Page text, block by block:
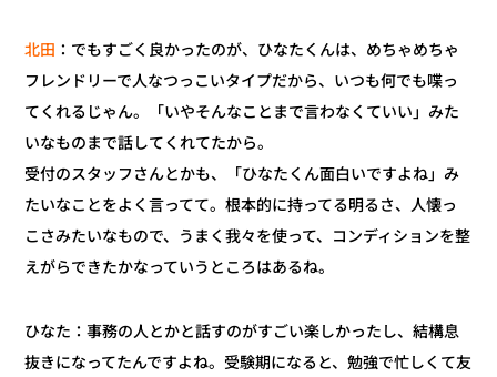
北田 ：でもすごく良かったのが、ひなたくんは、めちゃめちゃ
フレンドリーで人なつっこいタイプだから、いつも何でも喋っ
てくれるじゃん。「いやそんなことまで言わなくていい」みた
いなものまで話してくれてたから。
受付のスタッフさんとかも、「ひなたくん面白いですよね」み
たいなことをよく言ってて。根本的に持ってる明るさ、人懐っ
こさみたいなもので、うまく我々を使って、コンディションを整
えがらできたかなっていうところはあるね。
ひなた：事務の人とかと話すのがすごい楽しかったし、結構息
抜きになってたんですよね。受験期になると、勉強で忙しくて友